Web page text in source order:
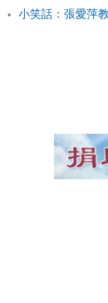
小笑話：張愛萍